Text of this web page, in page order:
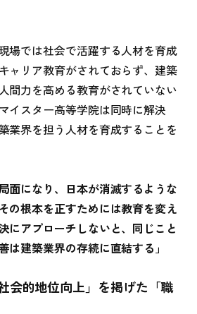
場では社会で活躍する人材を育成
ャリア教育がされておらず、建築
間力を高める教育がされていない
スター高等学院は同時に解決
業界を担う人材を育成することを
面になり、日本が消滅するような
の根本を正すためには教育を変え
にアプローチしないと、同じこと
は建築業界の存続に直結する」
会的地位向上」を掲げた「職